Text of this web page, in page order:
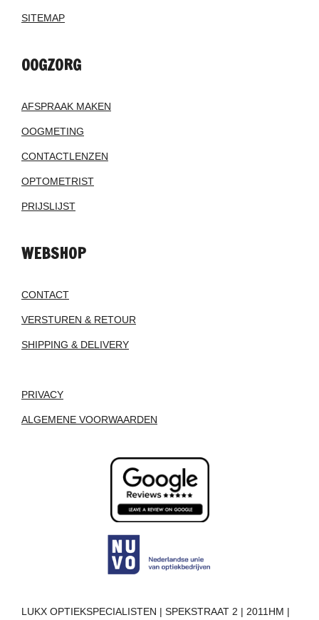
SITEMAP
OOGZORG
AFSPRAAK MAKEN
OOGMETING
CONTACTLENZEN
OPTOMETRIST
PRIJSLIJST
WEBSHOP
CONTACT
VERSTUREN & RETOUR
SHIPPING & DELIVERY
PRIVACY
ALGEMENE VOORWAARDEN
LUKX OPTIEKSPECIALISTEN | SPEKSTRAAT 2 | 2011HM |